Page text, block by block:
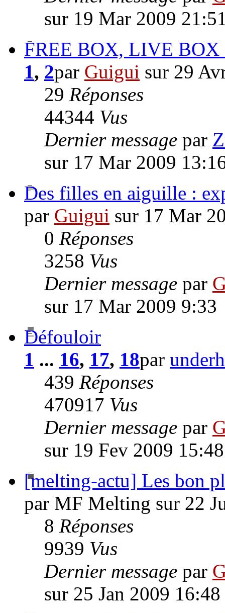
sur 19 Mar 2009
FREE BOX, LIVE BOX
1, 2par Guigui sur 29
29 Réponses
44344 Vus
Dernier message par
sur 17 Mar 2009
Des filles en aiguille :
par Guigui sur 17 Mar
0 Réponses
3258 Vus
Dernier message par
sur 17 Mar 2009 9:33
Défouloir
1 ... 16, 17, 18par
439 Réponses
470917 Vus
Dernier message par
sur 19 Fev 2009 15:48
[melting-actu] Les bon
par MF Melting sur 22
8 Réponses
9939 Vus
Dernier message par
sur 25 Jan 2009 16:48